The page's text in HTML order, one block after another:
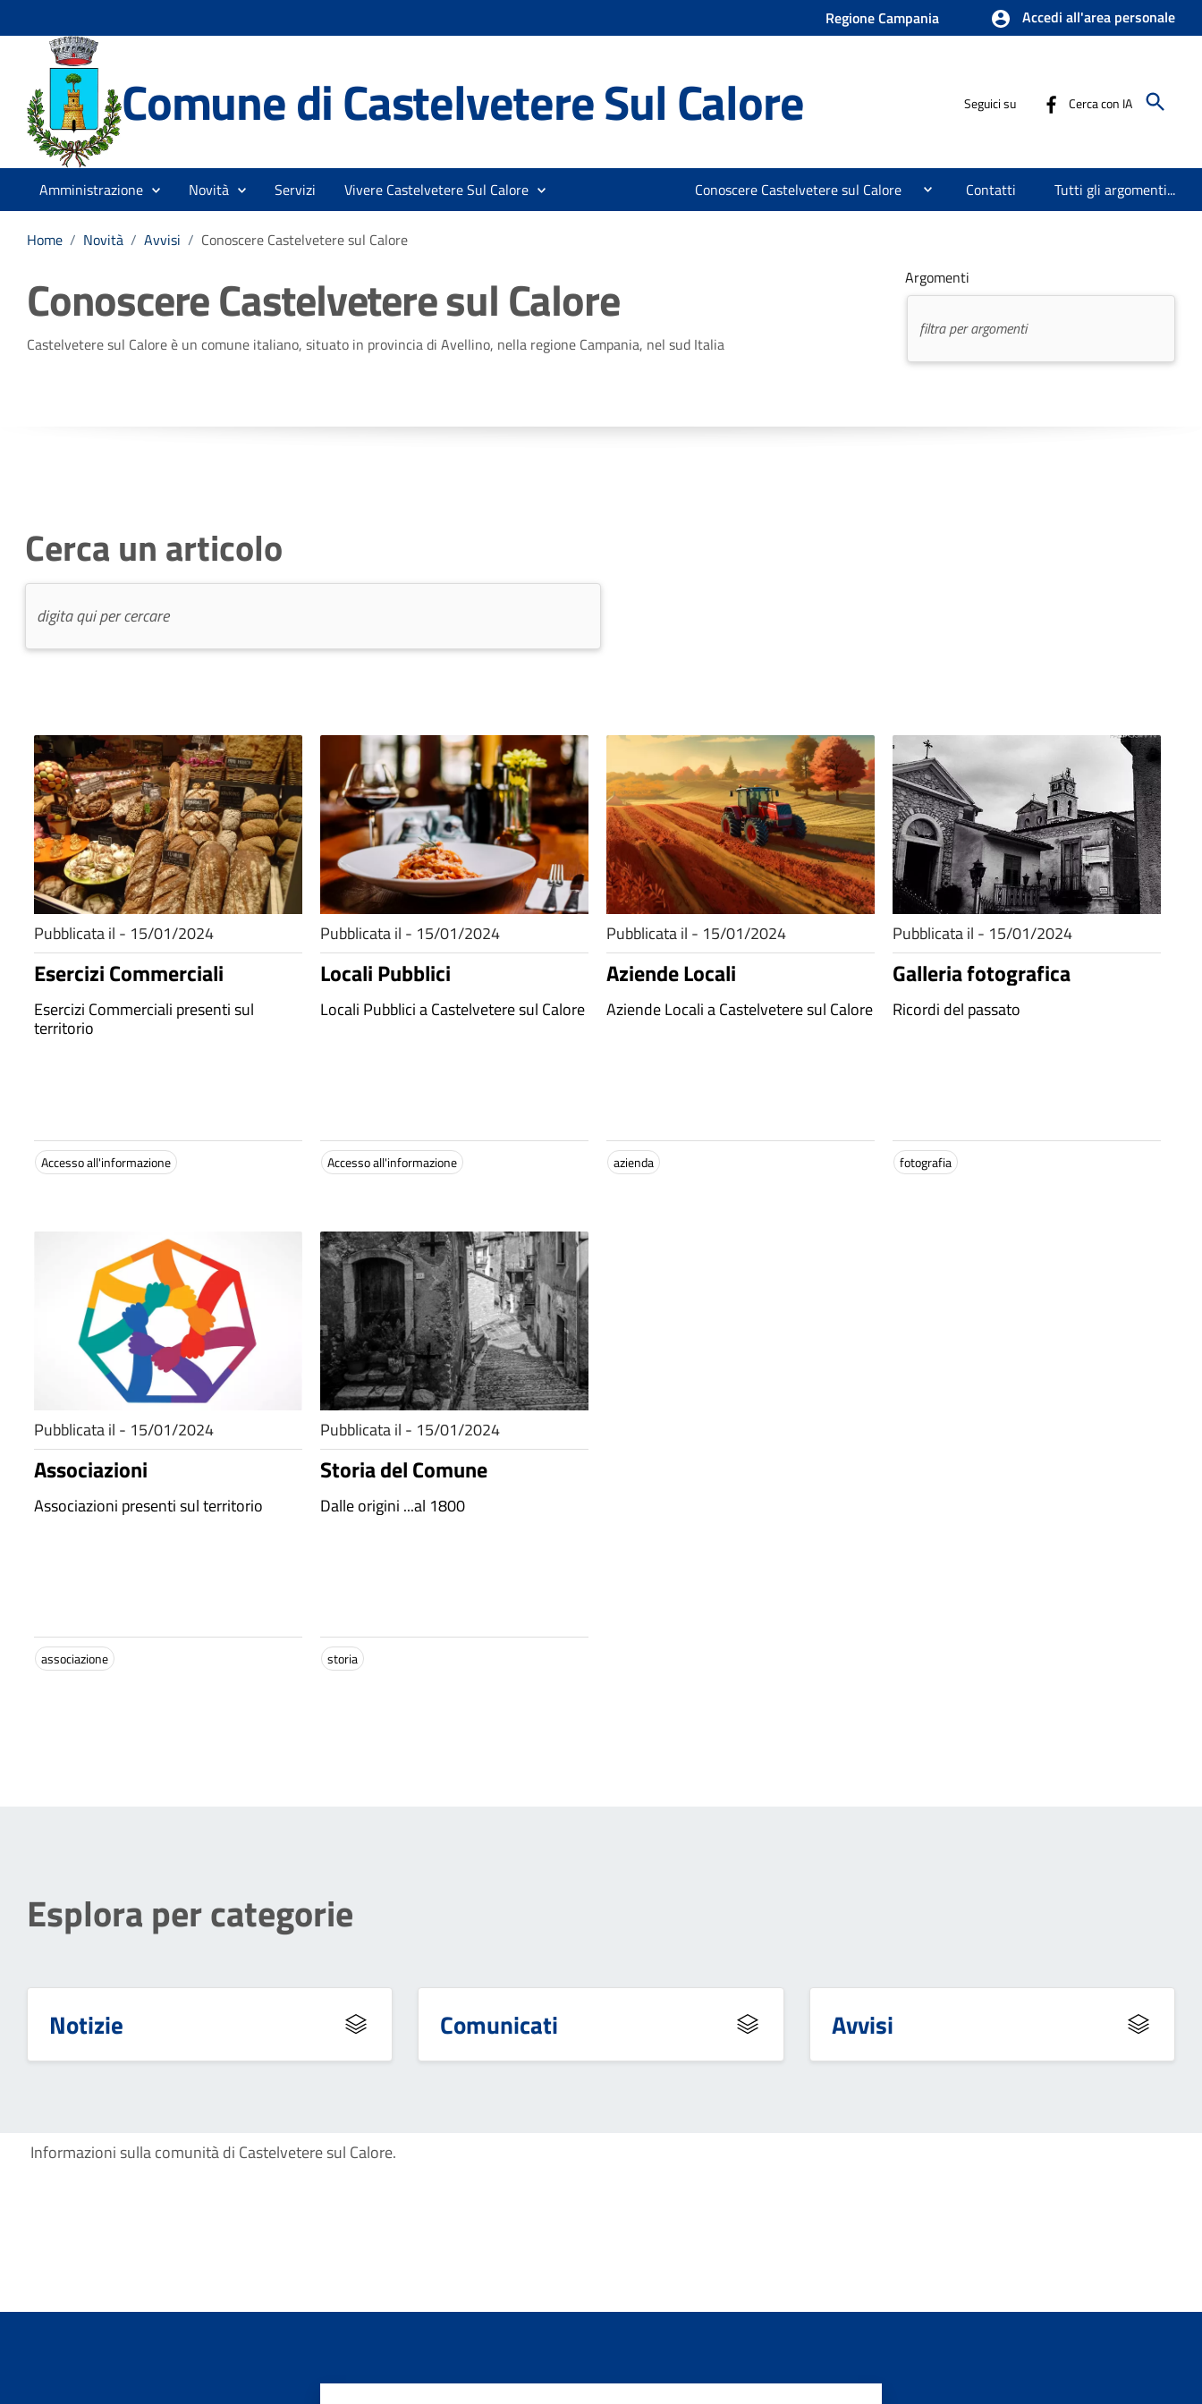
Regione Campania Accedi all'area personale
Comune di Castelvetere Sul Calore Seguici su Cerca con IA
Amministrazione Novità Servizi Vivere Castelvetere Sul Calore Conoscere Castelvetere sul Calore Contatti Tutti gli argomenti...
Home / Novità / Avvisi / Conoscere Castelvetere sul Calore
Conoscere Castelvetere sul Calore
Castelvetere sul Calore è un comune italiano, situato in provincia di Avellino, nella regione Campania, nel sud Italia
Argomenti
Cerca un articolo
Pubblicata il - 15/01/2024
Esercizi Commerciali
Esercizi Commerciali presenti sul
territorio
Accesso all'informazione
Pubblicata il - 15/01/2024
Locali Pubblici
Locali Pubblici a Castelvetere sul Calore
Accesso all'informazione
Pubblicata il - 15/01/2024
Aziende Locali
Aziende Locali a Castelvetere sul Calore
azienda
Pubblicata il - 15/01/2024
Galleria fotografica
Ricordi del passato
fotografia
Pubblicata il - 15/01/2024
Associazioni
Associazioni presenti sul territorio
associazione
Pubblicata il - 15/01/2024
Storia del Comune
Dalle origini ...al 1800
storia
Esplora per categorie
Notizie Comunicati Avvisi
Informazioni sulla comunità di Castelvetere sul Calore.